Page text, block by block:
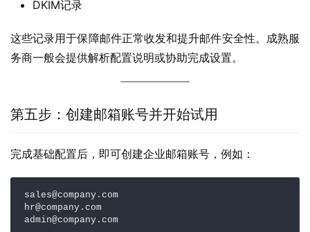
DKIM记录
这些记录用于保障邮件正常收发和提升邮件安全性。成熟服
务商一般会提供解析配置说明或协助完成设置。
第五步：创建邮箱账号并开始试用
完成基础配置后，即可创建企业邮箱账号，例如：
sales@company.com
hr@company.com
admin@company.com